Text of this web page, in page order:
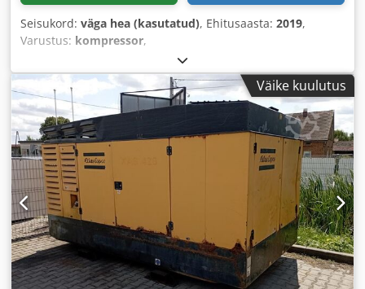
Seisukord: väga hea (kasutatud), Ehitusaasta: 2019,
Varustus: kompressor,
Väike kuulutus